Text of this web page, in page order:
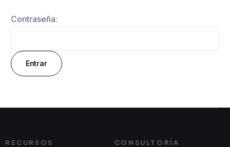
Contraseña:
RECURSOS CONSULTORÍA